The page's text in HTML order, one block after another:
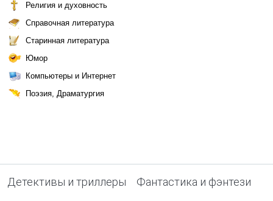
Религия и духовность
Справочная литература
Старинная литература
Юмор
Компьютеры и Интернет
Поэзия, Драматургия
Детективы и триллеры Фантастика и фэнтези